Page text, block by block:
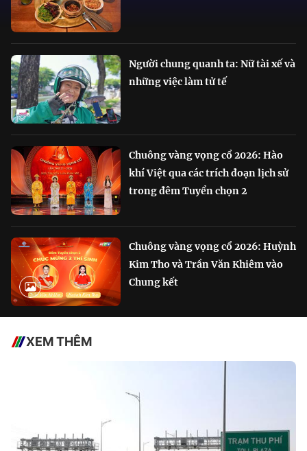
Người chung quanh ta: Nữ tài xế và
những việc làm tử tế
Chuông vàng vọng cổ 2026: Hào
khí Việt qua các trích đoạn lịch sử
trong đêm Tuyển chọn 2
Chuông vàng vọng cổ 2026: Huỳnh
Kim Tho và Trần Văn Khiêm vào
Chung kết
XEM THÊM